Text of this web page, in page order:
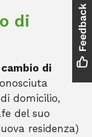
di
cambio di
domicilio,
del suo
residenza)